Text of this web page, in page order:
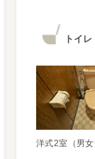
トイレ